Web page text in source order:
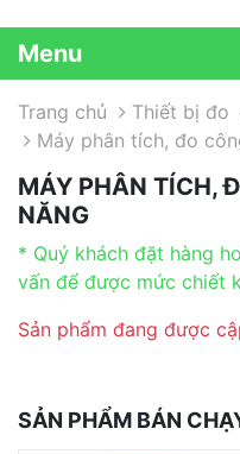
Menu
Trang chủ Thiết bị đo
Máy phân tích, đo
MÁY PHÂN TÍCH,
NĂNG
* Quý khách đặt hàng
vấn để được mức chiết
Sản phẩm đang được
SẢN PHẨM BÁN